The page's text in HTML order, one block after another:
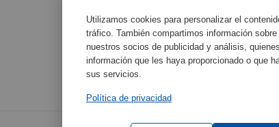
Utilizamos cookies para personalizar el
tráfico. También compartimos información
nuestros socios de publicidad y análisis,
información que les haya proporcionado o que
sus servicios.
Política de privacidad